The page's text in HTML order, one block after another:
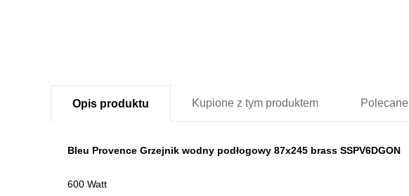
Opis produktu Kupione z tym produktem Polecane
Bleu Provence Grzejnik wodny podłogowy 87x245 brass SSPV6DGON
600 Watt